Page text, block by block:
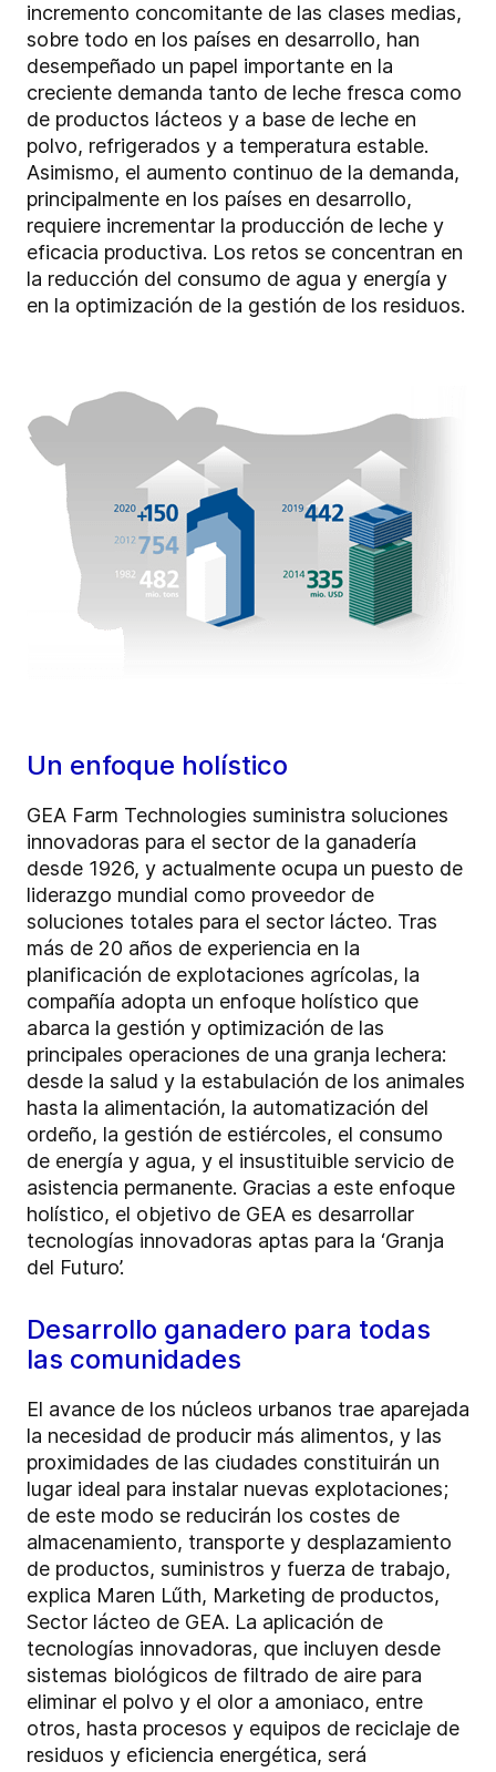
incremento concomitante de las clases medias,
sobre todo en los países en desarrollo, han
desempeñado un papel importante en la
creciente demanda tanto de leche fresca como
de productos lácteos y a base de leche en
polvo, refrigerados y a temperatura estable.
Asimismo, el aumento continuo de la demanda,
principalmente en los países en desarrollo,
requiere incrementar la producción de leche y
eficacia productiva. Los retos se concentran en
la reducción del consumo de agua y energía y
en la optimización de la gestión de los residuos.
Un enfoque holístico
GEA Farm Technologies suministra soluciones
innovadoras para el sector de la ganadería
desde 1926, y actualmente ocupa un puesto de
liderazgo mundial como proveedor de
soluciones totales para el sector lácteo. Tras
más de 20 años de experiencia en la
planificación de explotaciones agrícolas, la
compañía adopta un enfoque holístico que
abarca la gestión y optimización de las
principales operaciones de una granja lechera:
desde la salud y la estabulación de los animales
hasta la alimentación, la automatización del
ordeño, la gestión de estiércoles, el consumo
de energía y agua, y el insustituible servicio de
asistencia permanente. Gracias a este enfoque
holístico, el objetivo de GEA es desarrollar
tecnologías innovadoras aptas para la ‘Granja
del Futuro’.
Desarrollo ganadero para todas
las comunidades
El avance de los núcleos urbanos trae aparejada
la necesidad de producir más alimentos, y las
proximidades de las ciudades constituirán un
lugar ideal para instalar nuevas explotaciones;
de este modo se reducirán los costes de
almacenamiento, transporte y desplazamiento
de productos, suministros y fuerza de trabajo,
explica Maren Lűth, Marketing de productos,
Sector lácteo de GEA. La aplicación de
tecnologías innovadoras, que incluyen desde
sistemas biológicos de filtrado de aire para
eliminar el polvo y el olor a amoniaco, entre
otros, hasta procesos y equipos de reciclaje de
residuos y eficiencia energética, será